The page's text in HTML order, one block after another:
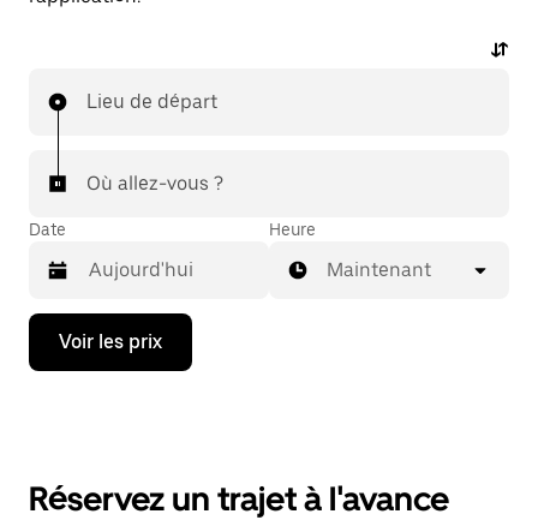
Lieu de départ
Où allez-vous ?
Date
Appuyez
la
ouvrir
Heure
Maintenant
Voir les prix
Réservez un trajet à l'avance